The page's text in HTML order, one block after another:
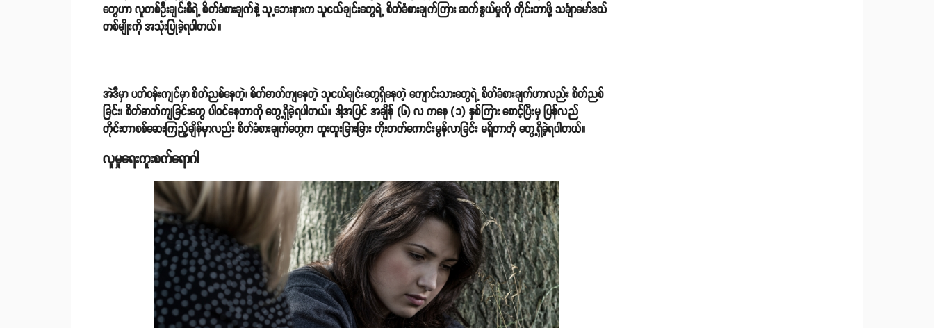
တွေဟာ လူတစ်ဦးချင်းစီရဲ့ စိတ်ခံစားချက်နဲ့ သူ့ဘေးနားက သူငယ်ချင်းတွေရဲ့ စိတ်ခံစားချက်ကြား ဆက်နွယ်မှုကို တိုင်းတာဖို့ သင်္ချာမော်ဒယ်
တစ်မျိုးကို အသုံးပြုခဲ့ရပါတယ်။
အဲဒီမှာ ပတ်ဝန်းကျင်မှာ စိတ်ညစ်နေတဲ့၊ စိတ်ဓာတ်ကျနေတဲ့ သူငယ်ချင်းတွေရှိနေတဲ့ ကျောင်းသားတွေရဲ့ စိတ်ခံစားချက်ဟာလည်း စိတ်ညစ်
ခြင်း၊ စိတ်ဓာတ်ကျခြင်းတွေ ပါဝင်နေတာကို တွေ့ရှိခဲ့ရပါတယ်။ ဒါ့အပြင် အချိန် (၆) လ ကနေ (၁) နှစ်ကြား စောင့်ပြီးမှ ပြန်လည်
တိုင်းတာစစ်ဆေးကြည့်ချိန်မှာလည်း စိတ်ခံစားချက်တွေက ထူးထူးခြားခြား တိုးတက်ကောင်းမွန်လာခြင်း မရှိတာကို တွေ့ရှိခဲ့ရပါတယ်။
လူမှုရေးကူးစက်ရောဂါ